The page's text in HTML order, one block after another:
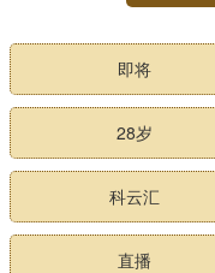
即将
28岁
科云汇
直播